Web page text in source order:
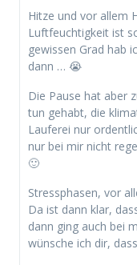
Hitze und vor allem
Luftfeuchtigkeit ist
gewissen Grad hab
dann … 😭
Die Pause hat aber
tun gehabt, die
Lauferei nur
nur bei mir nicht
🙂
Stressphasen, vor
Da ist dann klar,
dann ging auch bei
wünsche ich dir,